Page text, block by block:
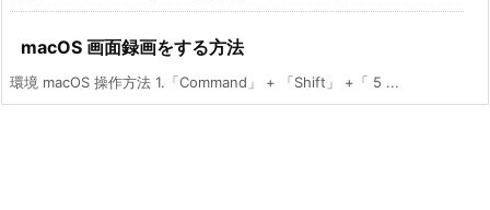
macOS 画面録画をする方法
環境 macOS 操作方法 1.「Command」 + 「Shift」 +「 5 ...